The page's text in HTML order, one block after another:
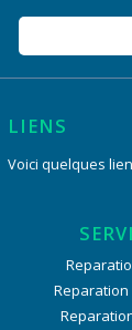
LIENS
Voici quelques
Reparation